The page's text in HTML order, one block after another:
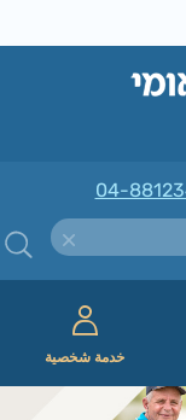
04-
خدمة شخصية